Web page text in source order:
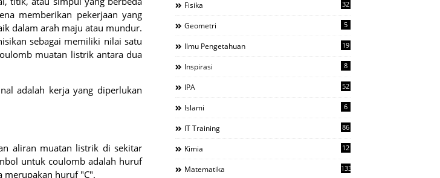
memberikan pekerjaan yang
dalam arah maju atau mundur.
sebagai memiliki nilai satu
muatan listrik antara dua
adalah kerja yang diperlukan
aliran muatan listrik di sekitar
untuk coulomb adalah huruf
merupakan huruf "C".
Fisika 32
Geometri 5
Ilmu Pengetahuan 19
Inspirasi 8
IPA 52
Islami 6
IT Training 86
Kimia 12
Matematika 133